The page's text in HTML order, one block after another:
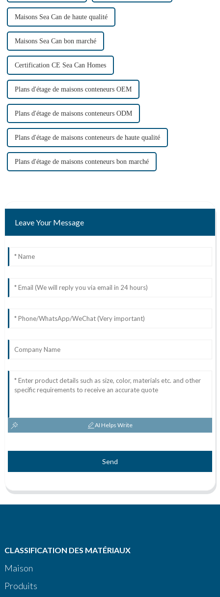
Maisons Sea Can de haute qualité
Maisons Sea Can bon marché
Certification CE Sea Can Homes
Plans d'étage de maisons conteneurs OEM
Plans d'étage de maisons conteneurs ODM
Plans d'étage de maisons conteneurs de haute qualité
Plans d'étage de maisons conteneurs bon marché
Leave Your Message
AI Helps Write
Send
CLASSIFICATION DES MATÉRIAUX
Maison
Produits